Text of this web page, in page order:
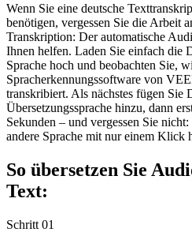
Wenn Sie eine deutsche
benötigen, vergessen Sie die Arbeit
Transkription: Der automatische
Ihnen helfen. Laden Sie einfach die
Sprache hoch und beobachten Sie,
Spracherkennungssoftware von
transkribiert. Als nächstes fügen Sie
Übersetzungssprache hinzu, dann
Sekunden – und vergessen Sie
andere Sprache mit nur einem Klick
So übersetzen Sie
Text:
Schritt 01